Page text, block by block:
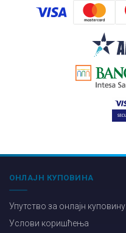
ОНЛАЈН КУПОВИНА
Упутство за онлајн куповину
Услови коришћења